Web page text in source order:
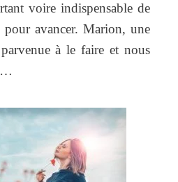
voire indispensable de
avancer. Marion, une
à le faire et nous